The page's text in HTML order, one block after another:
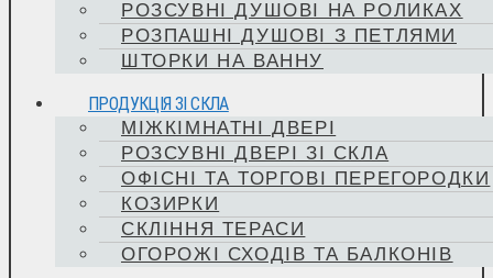
РОЗСУВНІ ДУШОВІ НА РОЛИКАХ
РОЗПАШНІ ДУШОВІ З ПЕТЛЯМИ
ШТОРКИ НА ВАННУ
ПРОДУКЦІЯ ЗІ СКЛА
МІЖКІМНАТНІ ДВЕРІ
РОЗСУВНІ ДВЕРІ ЗІ СКЛА
ОФІСНІ ТА ТОРГОВІ ПЕРЕГОРОДКИ
КОЗИРКИ
СКЛІННЯ ТЕРАСИ
ОГОРОЖІ СХОДІВ ТА БАЛКОНІВ